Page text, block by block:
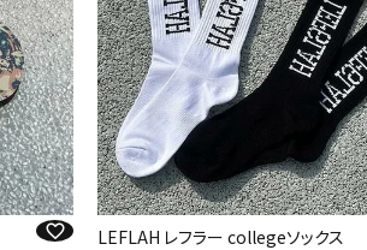
LEFLAH レフラー collegeソックス